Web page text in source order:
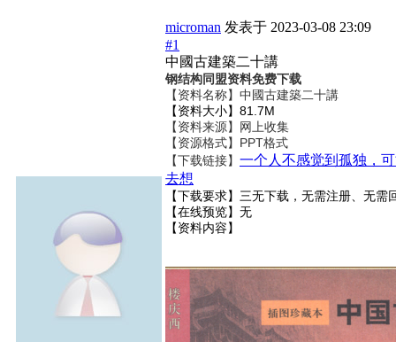
microman 发表于 2023-03-08 23:09
#1
中國古建築二十講
钢结构同盟资料免费下载
【资料名称】 中國古建築二十講
【资料大小】81.7M
【资料来源】网上收集
【资源格式】PPT格式
【下载链接】 一个人不感觉到孤独，
去想
【下载要求】三无下载，无需注册、无需
【在线预览】无
【资料内容】